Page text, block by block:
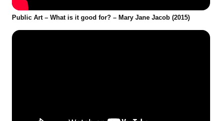
Public Art – What is it good for? – Mary Jane Jacob (2015)